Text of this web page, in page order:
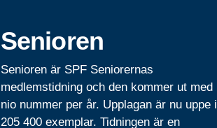
Senioren
Senioren är SPF Seniorernas
medlemstidning och den kommer ut med
nio nummer per år. Upplagan är nu uppe i
205 400 exemplar. Tidningen är en